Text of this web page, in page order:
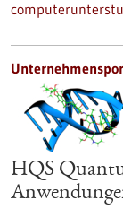
HQS